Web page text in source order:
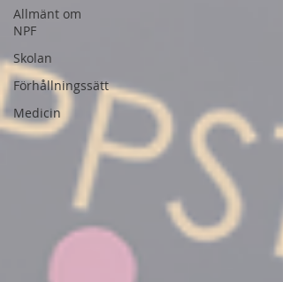
Allmänt om
NPF
Skolan
Förhållningssätt
Medicin